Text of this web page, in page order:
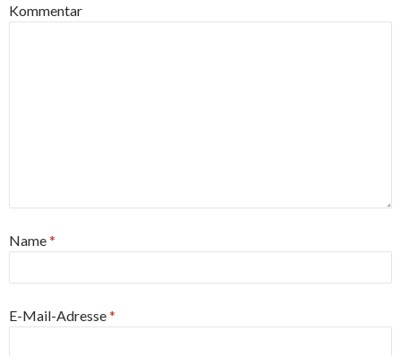
Kommentar
Name*
E-Mail-Adresse*